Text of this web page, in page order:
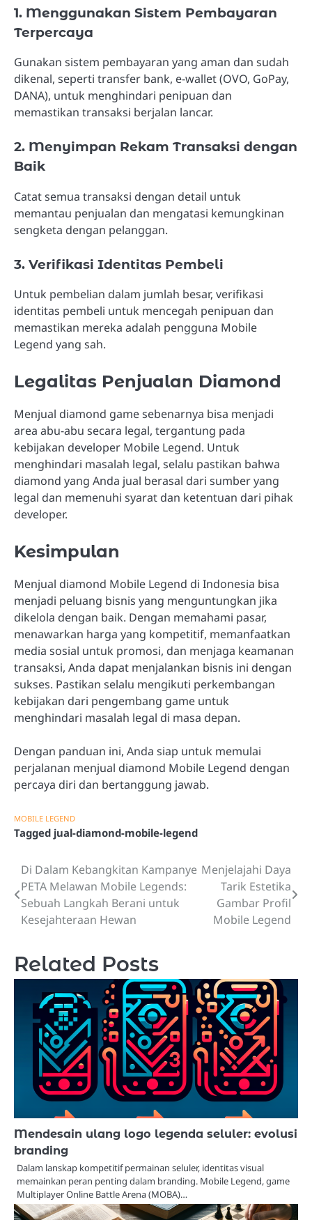
1. Menggunakan Sistem Pembayaran
Terpercaya
Gunakan sistem pembayaran yang aman dan sudah
dikenal, seperti transfer bank, e-wallet (OVO, GoPay,
DANA), untuk menghindari penipuan dan
memastikan transaksi berjalan lancar.
2. Menyimpan Rekam Transaksi dengan
Baik
Catat semua transaksi dengan detail untuk
memantau penjualan dan mengatasi kemungkinan
sengketa dengan pelanggan.
3. Verifikasi Identitas Pembeli
Untuk pembelian dalam jumlah besar, verifikasi
identitas pembeli untuk mencegah penipuan dan
memastikan mereka adalah pengguna Mobile
Legend yang sah.
Legalitas Penjualan Diamond
Menjual diamond game sebenarnya bisa menjadi
area abu-abu secara legal, tergantung pada
kebijakan developer Mobile Legend. Untuk
menghindari masalah legal, selalu pastikan bahwa
diamond yang Anda jual berasal dari sumber yang
legal dan memenuhi syarat dan ketentuan dari pihak
developer.
Kesimpulan
Menjual diamond Mobile Legend di Indonesia bisa
menjadi peluang bisnis yang menguntungkan jika
dikelola dengan baik. Dengan memahami pasar,
menawarkan harga yang kompetitif, memanfaatkan
media sosial untuk promosi, dan menjaga keamanan
transaksi, Anda dapat menjalankan bisnis ini dengan
sukses. Pastikan selalu mengikuti perkembangan
kebijakan dari pengembang game untuk
menghindari masalah legal di masa depan.
Dengan panduan ini, Anda siap untuk memulai
perjalanan menjual diamond Mobile Legend dengan
percaya diri dan bertanggung jawab.
MOBILE LEGEND
Tagged jual-diamond-mobile-legend
Post
navigation
Di Dalam Kebangkitan Kampanye
PETA Melawan Mobile Legends:
Sebuah Langkah Berani untuk
Kesejahteraan Hewan
Menjelajahi Daya
Tarik Estetika
Gambar Profil
Mobile Legend
Related Posts
Mendesain ulang logo legenda seluler: evolusi
branding
Dalam lanskap kompetitif permainan seluler, identitas visual
memainkan peran penting dalam branding. Mobile Legend, game
Multiplayer Online Battle Arena (MOBA)…